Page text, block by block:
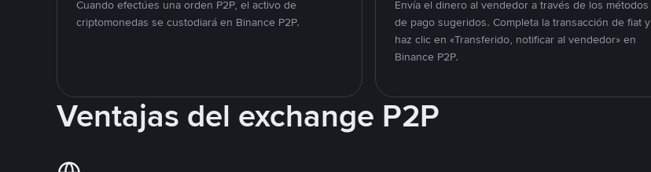
Cuando efectúes una orden P2P, el activo de
criptomonedas se custodiará en Binance P2P.
Envía el dinero al vendedor a través de los métodos
de pago sugeridos. Completa la transacción de fiat y
haz clic en «Transferido, notificar al vendedor» en
Binance P2P.
Ventajas del exchange P2P